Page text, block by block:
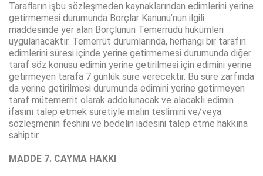
Tarafların işbu sözleşmeden kaynaklarından edimlerini yerine
getirmemesi durumunda Borçlar Kanunu’nun ilgili
maddesinde yer alan Borçlunun Temerrüdü hükümleri
uygulanacaktır. Temerrüt durumlarında, herhangi bir tarafın
edimlerini süresi içinde yerine getirmemesi durumunda diğer
taraf söz konusu edimin yerine getirilmesi için edimini yerine
getirmeyen tarafa 7 günlük süre verecektir. Bu süre zarfında
da yerine getirilmesi durumunda edimini yerine getirmeyen
taraf mütemerrit olarak addolunacak ve alacaklı edimin
ifasını talep etmek suretiyle malın teslimini ve/veya
sözleşmenin feshini ve bedelin iadesini talep etme hakkına
sahiptir.
MADDE 7. CAYMA HAKKI